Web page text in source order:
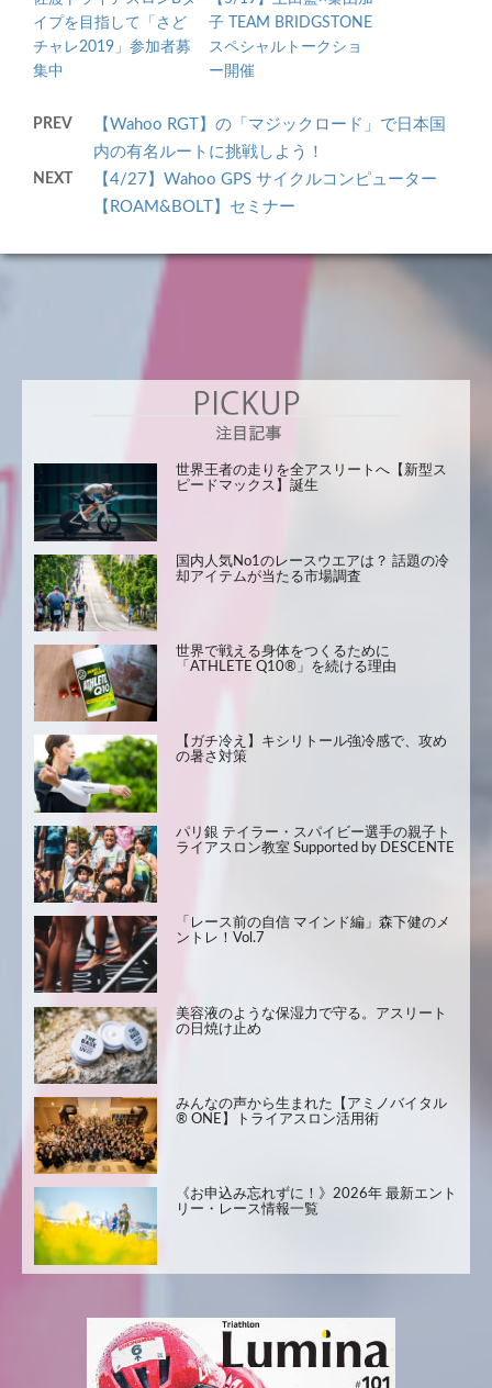
イプを目指して「さど
チャレ2019」参加者募
集中
子 TEAM BRIDGSTONE
スペシャルトークショ
ー開催
PREV
【Wahoo RGT】の「マジックロード」で日本国
内の有名ルートに挑戦しよう！
NEXT
【4/27】Wahoo GPS サイクルコンピューター
【ROAM&BOLT】セミナー
世界王者の走りを全アスリートへ【新型ス
ピードマックス】誕生
国内人気No1のレースウエアは？ 話題の冷
却アイテムが当たる市場調査
世界で戦える身体をつくるために
「ATHLETE Q10®」を続ける理由
【ガチ冷え】キシリトール強冷感で、攻め
の暑さ対策
パリ銀 テイラー・スパイビー選手の親子ト
ライアスロン教室 Supported by DESCENTE
「レース前の自信 マインド編」森下健のメ
ントレ！Vol.7
美容液のような保湿力で守る。アスリート
の日焼け止め
みんなの声から生まれた【アミノバイタル
® ONE】トライアスロン活用術
《お申込み忘れずに！》2026年 最新エント
リー・レース情報一覧